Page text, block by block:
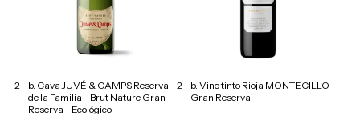
2
b. Cava JUVÉ & CAMPS Reserva
de la Familia - Brut Nature Gran
Reserva - Ecológico
2
b. Vino tinto Rioja MONTECILLO
Gran Reserva